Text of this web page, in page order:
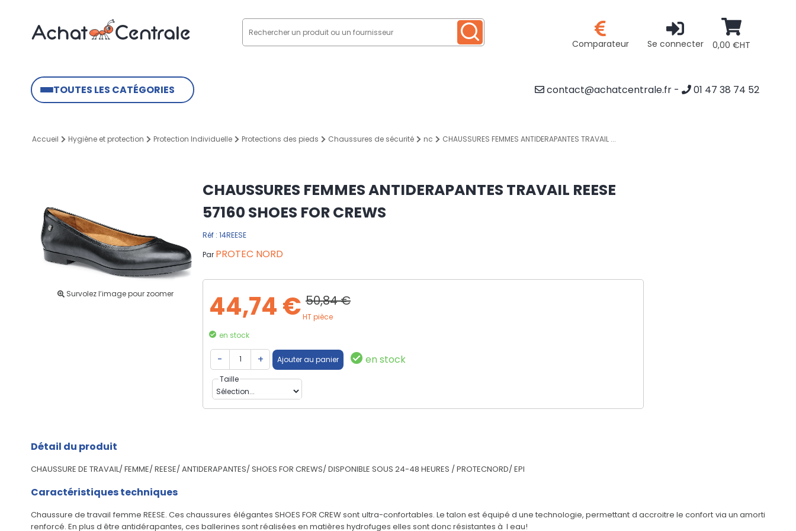
Comparateur Se connecter 0,00 €HT
TOUTES LES CATÉGORIES contact@achatcentrale.fr - 01 47 38 74 52
Accueil Hygiène et protection Protection Individuelle Protections des pieds Chaussures de sécurité nc CHAUSSURES FEMMES ANTIDERAPANTES TRAVAIL ...
Survolez l’image pour zoomer
CHAUSSURES FEMMES ANTIDERAPANTES TRAVAIL REESE
57160 SHOES FOR CREWS
Réf : 14REESE
Par PROTEC NORD
44,74 € 50,84 €
HT pièce
en stock
en stock
Taille
Détail du produit
CHAUSSURE DE TRAVAIL/ FEMME/ REESE/ ANTIDERAPANTES/ SHOES FOR CREWS/ DISPONIBLE SOUS 24-48 HEURES / PROTECNORD/ EPI
Caractéristiques techniques
Chaussure de travail femme REESE. Ces chaussures élégantes SHOES FOR CREW sont ultra-confortables. Le talon est équipé d une technologie, permettant d accroitre le confort via un amorti
renforcé. En plus d être antidérapantes, ces ballerines sont réalisées en matières hydrofuges elles sont donc résistantes à l eau!